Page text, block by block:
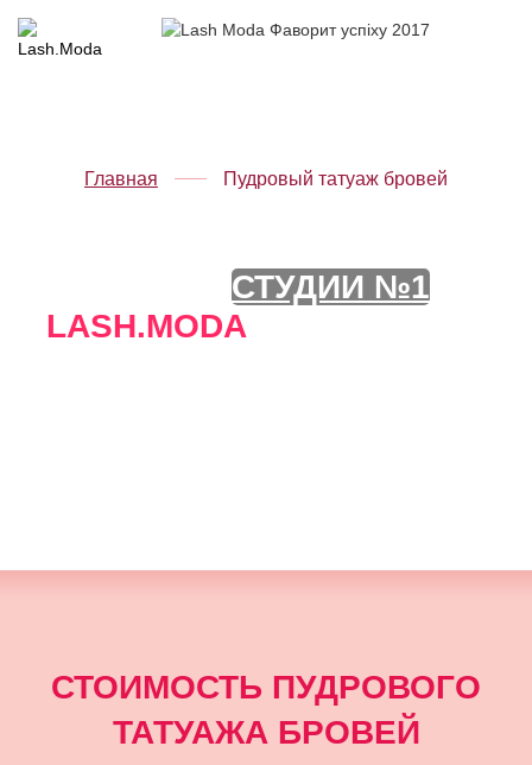
Главная Пудровый татуаж бровей
СТУДИИ №1
LASH.MODA
СТОИМОСТЬ ПУДРОВОГО
ТАТУАЖА БРОВЕЙ